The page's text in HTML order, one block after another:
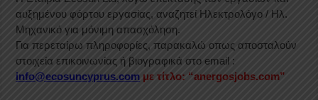
αυξημένου φόρτου εργασίας, αναζητεί Ηλεκτρολόγο / Ηλ.
Μηχανικό για μόνιμη απασχόληση.
Για περεταίρω πληροφορίες, παρακαλώ οπως αποσταλούν
στοιχεία επικοινωνίας ή βιογραφικά στο email :
info@ecosuncyprus.com με τίτλο: “anergosjobs.com”